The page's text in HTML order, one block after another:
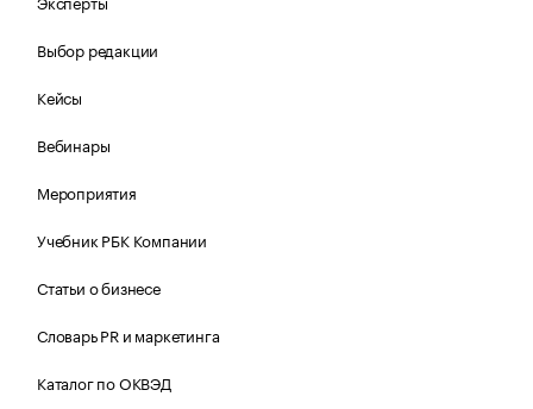
Выбор редакции
Кейсы
Вебинары
Мероприятия
Учебник РБК Компании
Статьи о бизнесе
Словарь PR и маркетинга
Каталог по ОКВЭД